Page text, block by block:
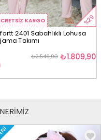
KARGO %29
2401 Sabahlıklı Lohusa
Takımı
₺1.809,90
₺2.549,90